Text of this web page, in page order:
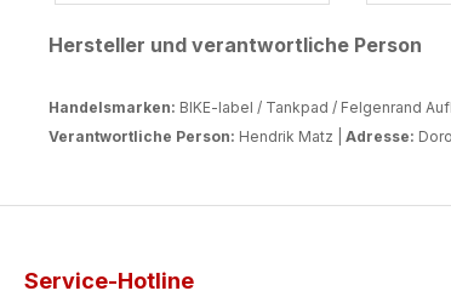
Tankbereich bewahren
vor Kratzern durch
Reißverschlüsse,
sind wie gewohnt UV-
Hersteller und verantwortliche Person
Handelsmarken: BIKE-label / Tankpad / Felgenrand
Verantwortliche Person: Hendrik Matz | Adresse:
Service-Hotline